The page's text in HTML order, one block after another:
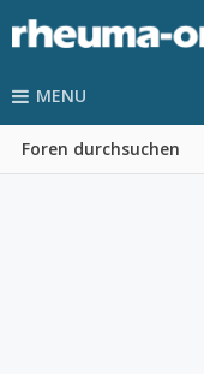
MENU
Foren durchsuchen